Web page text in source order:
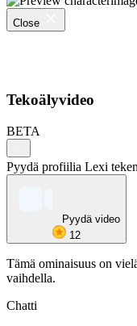
Close
Tekoälyvideo
BETA
Pyydä profiilia Lexi
Pyydä video
12
Tämä ominaisuus on
vaihdella.
Chatti